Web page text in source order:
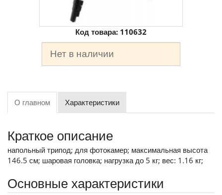
Код товара: 110632
Нет в наличии
О главном Характеристики
Краткое описание
напольный трипод; для фотокамер; максимальная высота
146.5 см; шаровая головка; нагрузка до 5 кг; вес: 1.16 кг;
Основные характеристики